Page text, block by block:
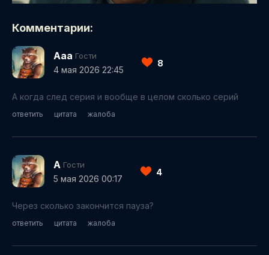
Комментарии:
Ааа Гости
4 мая 2026 22:45
8
А когда след серия и вообще в целом сколько серий
ответить цитата жалоба
А Гости
5 мая 2026 00:17
4
Через сколько закончится пауза?
ответить цитата жалоба